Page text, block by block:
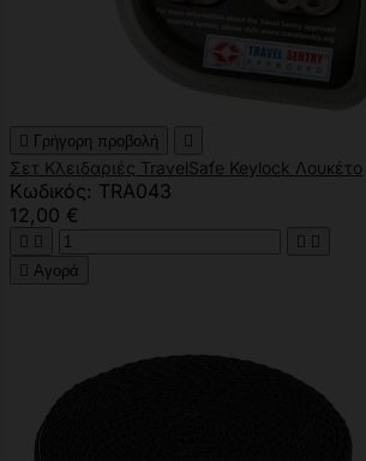
 Γρήγορη προβολή 
Σετ Κλειδαριές TravelSafe Keylock Λουκέτο
Κωδικός: TRA043
12,00 €
   
 Αγορά